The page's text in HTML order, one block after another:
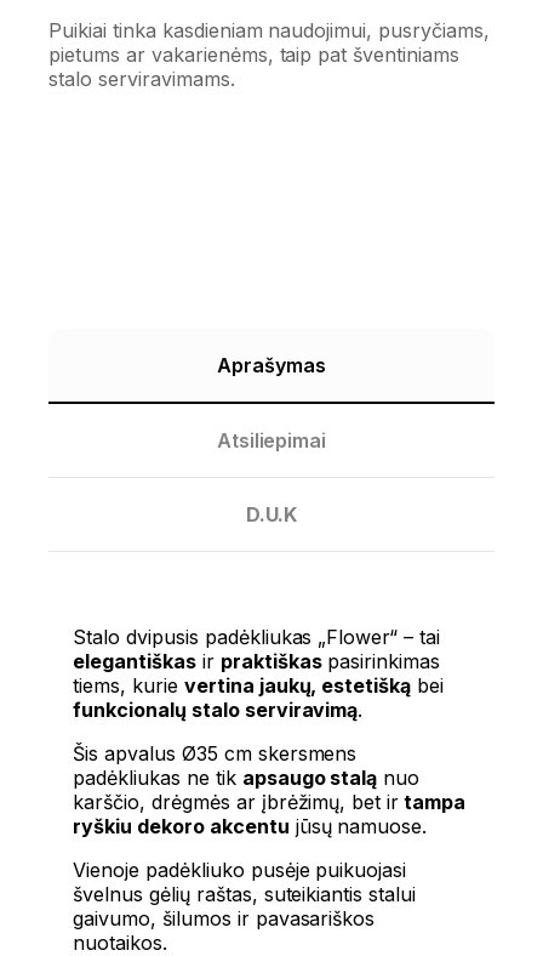
Puikiai tinka kasdieniam naudojimui, pusryčiams,
pietums ar vakarienėms, taip pat šventiniams
stalo serviravimams.
Aprašymas
Atsiliepimai
D.U.K
Stalo dvipusis padėkliukas „Flower“ – tai
elegantiškasir praktiškaspasirinkimas
tiems, kurie vertina jaukų, estetišką bei
funkcionalų stalo serviravimą.
Šis apvalus Ø35 cm skersmens
padėkliukas ne tik apsaugo stalą nuo
karščio, drėgmės ar įbrėžimų, bet ir tampa
ryškiu dekoro akcentu jūsų namuose.
Vienoje padėkliuko pusėje puikuojasi
švelnus gėlių raštas, suteikiantis stalui
gaivumo, šilumos ir pavasariškos
nuotaikos.